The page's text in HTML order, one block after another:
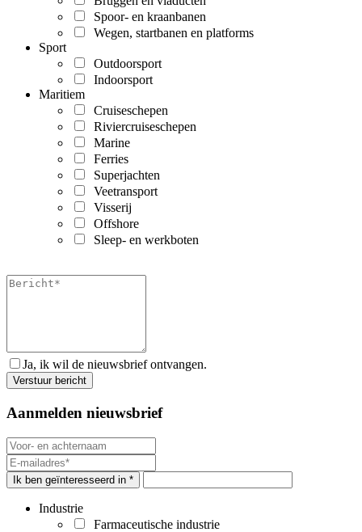
Spoor- en kraanbanen
Wegen, startbanen en platforms
Sport
Outdoorsport
Indoorsport
Maritiem
Cruiseschepen
Riviercruiseschepen
Marine
Ferries
Superjachten
Veetransport
Visserij
Offshore
Sleep- en werkboten
Ja, ik wil de nieuwsbrief ontvangen.
Aanmelden nieuwsbrief
Ik ben geïnteresseerd in *
Industrie
Farmaceutische industrie